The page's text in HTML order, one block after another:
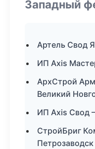
Западный
Артель Свод
ИП Axis
АрхСтрой
Великий
ИП Axis Свод
СтройБриг
Петрозаводск